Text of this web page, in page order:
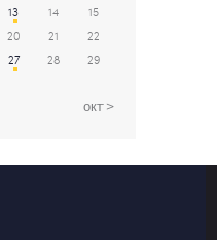
13 14
15
20 21
22
27 28
29
окт »